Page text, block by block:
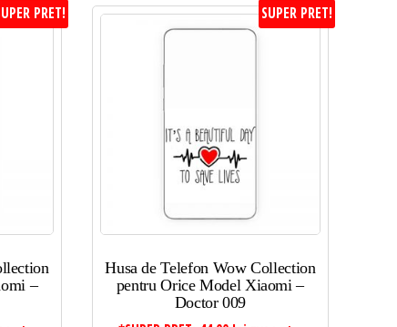
PRET!
–
SUPER PRET!
Husa de Telefon Wow Collection
pentru Orice Model Xiaomi –
Doctor 009